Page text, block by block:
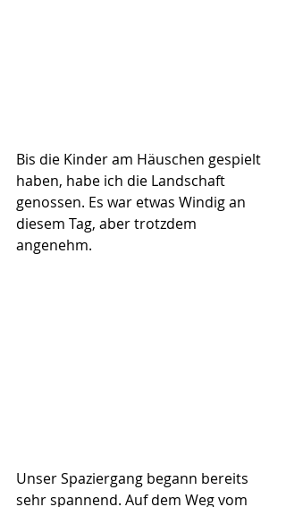
Bis die Kinder am Häuschen gespielt
haben, habe ich die Landschaft
genossen. Es war etwas Windig an
diesem Tag, aber trotzdem
angenehm.
Unser Spaziergang begann bereits
sehr spannend. Auf dem Weg vom